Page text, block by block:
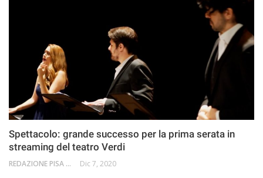
Spettacolo: grande successo per la prima serata in
streaming del teatro Verdi
REDAZIONE PISA 2.0 Dic 7, 2020